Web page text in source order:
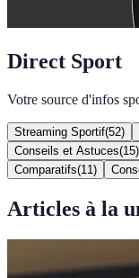
Direct Sport
Votre source d'infos
Streaming Sportif(52)
Conseils et Astuces(15)
Comparatifs(11 )
Articles à la